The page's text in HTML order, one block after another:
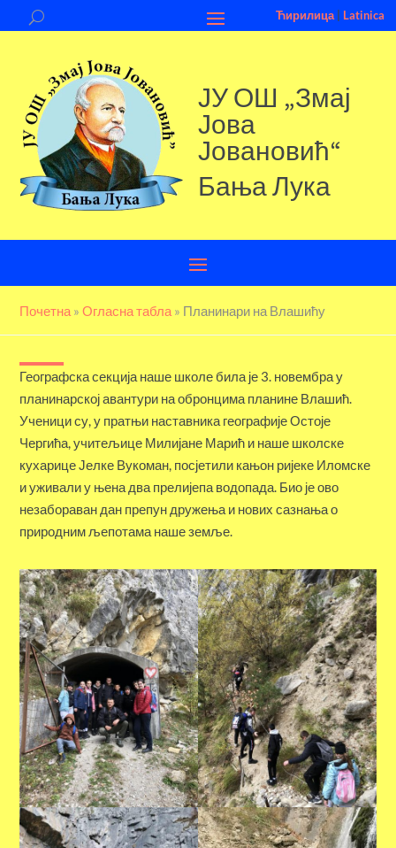
Ћирилица| Latinica
ЈУ ОШ „Змај
Јова
Јовановић“
Бања Лука
Почетна »Огласна табла » Планинари на Влашићу
Географска секција наше школе била је 3. новембра у
планинарској авантури на обронцима планине Влашић.
Ученици су, у пратњи наставника географије Остоје
Чергића, учитељице Милијане Марић и наше школске
кухарице Јелке Вукоман, посјетили кањон ријеке Иломске
и уживали у њена два прелијепа водопада. Био је ово
незабораван дан препун дружења и нових сазнања о
природним љепотама наше земље.